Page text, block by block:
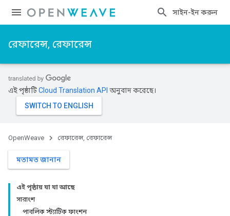
সাইন-ইন করুন
রেফারেন্স, রেফারেন্স
এই পৃষ্ঠাটিCloud Translation API অনুবাদ করেছে।
OpenWeave রেফারেন্স, রেফারেন্স
মতামত জানান
এই পৃষ্ঠায় যা যা আছে
সারাংশ
পাবলিক স্ট্যাটিক ফাংশন